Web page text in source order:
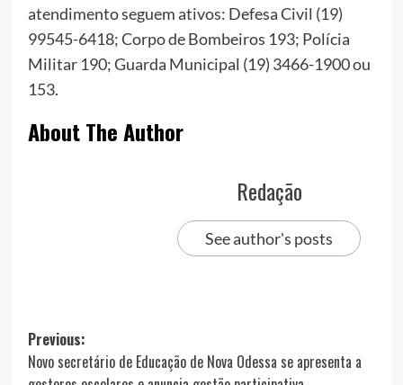
atendimento seguem ativos: Defesa Civil (19)
99545-6418; Corpo de Bombeiros 193; Polícia
Militar 190; Guarda Municipal (19) 3466-1900 ou
153.
About The Author
Redação
See author's posts
Post
navigation
Previous:
Novo secretário de Educação de Nova Odessa se apresenta a